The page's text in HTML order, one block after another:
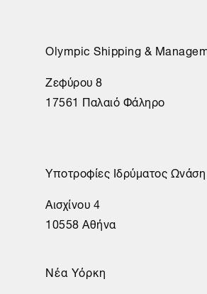
Olympic Shipping &
Ζεφύρου 8
17561 Παλαιό Φάληρο
Υποτροφίες Ιδρύματος Ωνάση
Αισχίνου 4
10558 Αθήνα
Νέα Υόρκη